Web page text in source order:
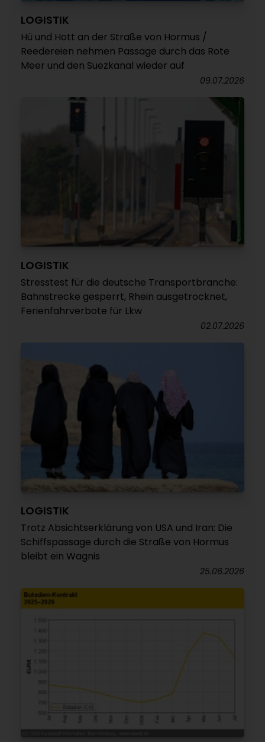
LOGISTIK
Hü und Hott an der Straße von Hormus /
Reedereien nehmen Passage durch das Rote
Meer und den Suezkanal wieder auf
09.07.2026
LOGISTIK
Stresstest für die deutsche Transportbranche:
Bahnstrecke gesperrt, Rhein ausgetrocknet,
Ferienfahrverbote für Lkw
02.07.2026
LOGISTIK
Trotz Absichtserklärung von USA und Iran: Die
Schiffspassage durch die Straße von Hormus
bleibt ein Wagnis
25.06.2026